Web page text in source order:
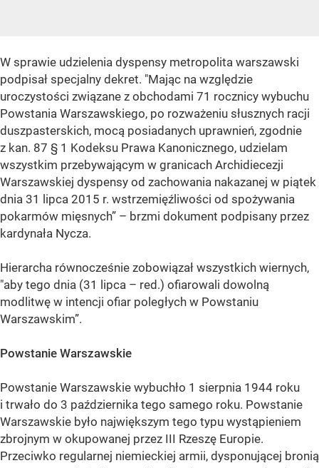
W sprawie udzielenia dyspensy metropolita warszawski
podpisał specjalny dekret. "Mając na względzie
uroczystości związane z obchodami 71 rocznicy wybuchu
Powstania Warszawskiego, po rozważeniu słusznych racji
duszpasterskich, mocą posiadanych uprawnień, zgodnie
z kan. 87 § 1 Kodeksu Prawa Kanonicznego, udzielam
wszystkim przebywającym w granicach Archidiecezji
Warszawskiej dyspensy od zachowania nakazanej w piątek
dnia 31 lipca 2015 r. wstrzemięźliwości od spożywania
pokarmów mięsnych” – brzmi dokument podpisany przez
kardynała Nycza.
Hierarcha równocześnie zobowiązał wszystkich wiernych,
"aby tego dnia (31 lipca – red.) ofiarowali dowolną
modlitwę w intencji ofiar poległych w Powstaniu
Warszawskim”.
Powstanie Warszawskie
Powstanie Warszawskie wybuchło 1 sierpnia 1944 roku
i trwało do 3 października tego samego roku. Powstanie
Warszawskie było największym tego typu wystąpieniem
zbrojnym w okupowanej przez III Rzeszę Europie.
Przeciwko regularnej niemieckiej armii, dysponującej bronią